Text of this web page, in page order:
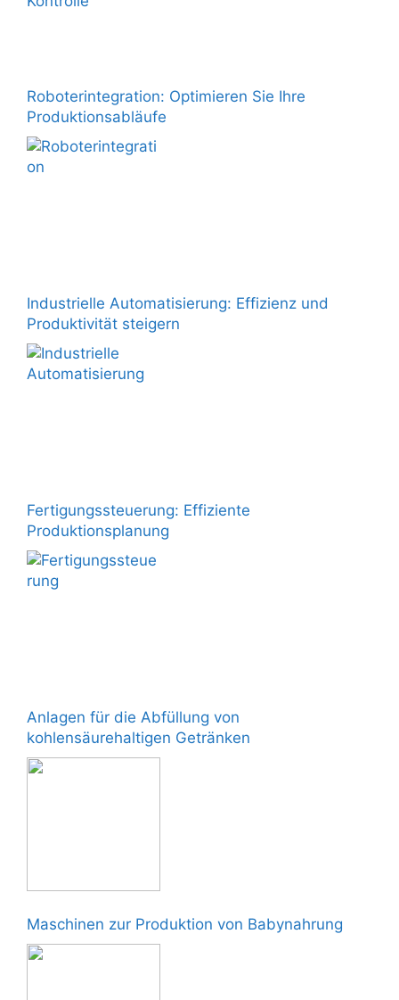
Roboterintegration: Optimieren Sie Ihre
Produktionsabläufe
Industrielle Automatisierung: Effizienz und
Produktivität steigern
Fertigungssteuerung: Effiziente
Produktionsplanung
Anlagen für die Abfüllung von
kohlensäurehaltigen Getränken
Maschinen zur Produktion von Babynahrung